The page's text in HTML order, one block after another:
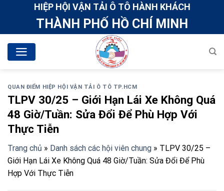
HIỆP HỘI VẬN TẢI Ô TÔ HÀNH KHÁCH
THÀNH PHỐ HỒ CHÍ MINH
QUAN ĐIỂM HIỆP HỘI VẬN TẢI Ô TÔ TP.HCM
TLPV 30/25 – Giới Hạn Lái Xe Không Quá
48 Giờ/Tuần: Sửa Đổi Để Phù Hợp Với
Thực Tiễn
Trang chủ » Danh sách các hội viên chung » TLPV 30/25 –
Giới Hạn Lái Xe Không Quá 48 Giờ/Tuần: Sửa Đổi Để Phù
Hợp Với Thực Tiễn